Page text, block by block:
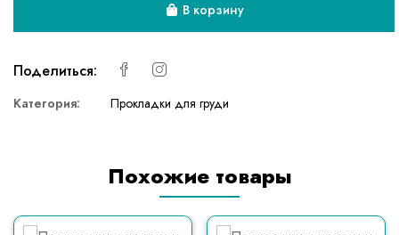
В корзину
Поделиться:
Категория: Прокладки для груди
Похожие товары